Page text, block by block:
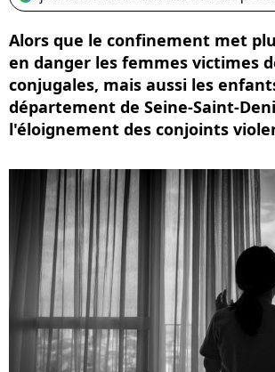
Alors que le confinement met
en danger les femmes victimes
conjugales, mais aussi les
département de Seine-Saint-
l'éloignement des conjoints